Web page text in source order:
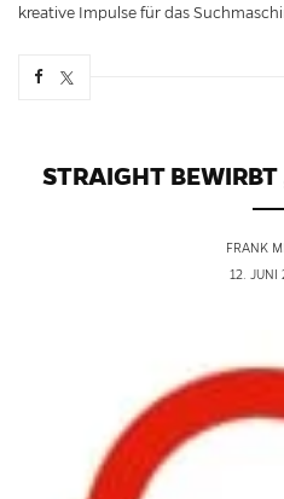
kreative Impulse für das
STRAIGHT
FRANK
12. JUNI